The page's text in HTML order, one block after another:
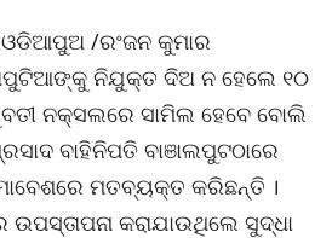
/ରଂଜନ କୁମାର
ନିଯୁକ୍ତ ଦିଅ ନ ହେଲେ ୧୦
ନକ୍ସଲରେ ସାମିଲ ହେବେ ବୋଲି
ବାହିନିପତି ବାଞାଲପୁଟଠାରେ
ମତବ୍ୟକ୍ତ କରିଛନ୍ତି ।
ଉପସ୍ତାପନା କରାଯାଉଥିଲେ ସୁଦ୍ଧା